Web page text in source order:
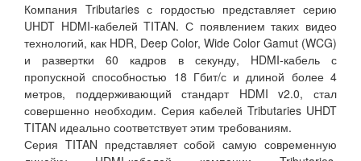
Компания Tributaries с гордостью представляет серию
UHDT HDMI-кабелей TITAN. С появлением таких видео
технологий, как HDR, Deep Color, Wide Color Gamut (WCG)
и развертки 60 кадров в секунду, HDMI-кабель с
пропускной способностью 18 Гбит/с и длиной более 4
метров, поддерживающий стандарт HDMI v2.0, стал
совершенно необходим. Серия кабелей Tributaries UHDT
TITAN идеально соответствует этим требованиям.
Серия TITAN представляет собой самую современную